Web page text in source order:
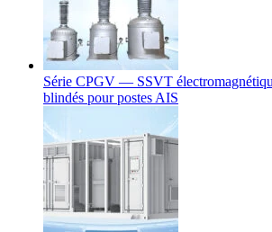
Série CPGV — SSVT
blindés pour postes AIS